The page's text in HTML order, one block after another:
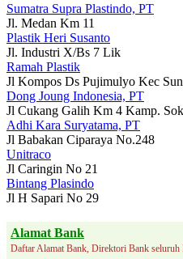
Sumatra Supra Plastindo, PT
Jl. Medan Km 11
Plastik Heri Susanto
Jl. Industri X/Bs 7 Lik
Ramah Plastik
Jl Kompos Ds Pujimulyo Kec
Dong Joung Indonesia, PT
Jl Cukang Galih Km 4 Kamp.
Adhi Kara Suryatama, PT
Jl Babakan Ciparaya No.248
Unitraco
Jl Caringin No 21
Bintang Plasindo
Jl H Sapari No 29
Alamat Bank
Daftar Alamat Bank, Direktori Bank seluruh